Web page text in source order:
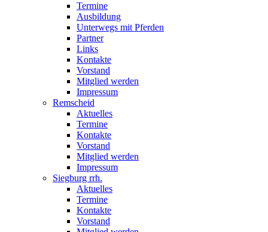
Termine
Ausbildung
Unterwegs mit Pferden
Partner
Links
Kontakte
Vorstand
Mitglied werden
Impressum
Remscheid
Aktuelles
Termine
Kontakte
Vorstand
Mitglied werden
Impressum
Siegburg rrh.
Aktuelles
Termine
Kontakte
Vorstand